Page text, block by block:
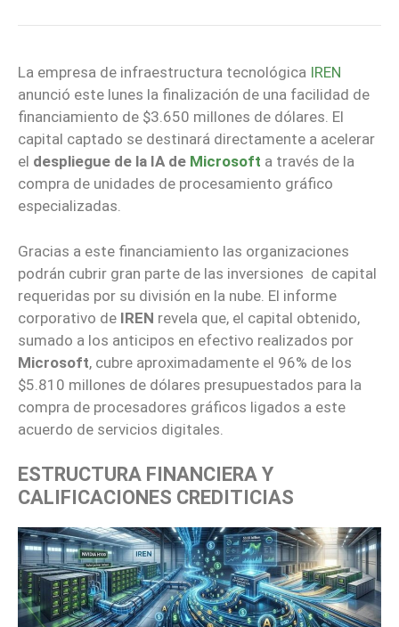
La empresa de infraestructura tecnológica IREN
anunció este lunes la finalización de una facilidad de
financiamiento de $3.650 millones de dólares. El
capital captado se destinará directamente a acelerar
el despliegue de la IA de Microsoft a través de la
compra de unidades de procesamiento gráfico
especializadas.
Gracias a este financiamiento las organizaciones
podrán cubrir gran parte de las inversiones de capital
requeridas por su división en la nube. El informe
corporativo de IREN revela que, el capital obtenido,
sumado a los anticipos en efectivo realizados por
Microsoft, cubre aproximadamente el 96% de los
$5.810 millones de dólares presupuestados para la
compra de procesadores gráficos ligados a este
acuerdo de servicios digitales.
ESTRUCTURA FINANCIERA Y
CALIFICACIONES CREDITICIAS